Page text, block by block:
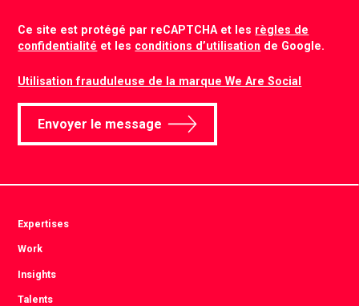
Ce site est protégé par reCAPTCHA et les règles de
confidentialité et les conditions d’utilisation de Google.
Utilisation frauduleuse de la marque We Are Social
Envoyer le message
Expertises
Work
Insights
Talents